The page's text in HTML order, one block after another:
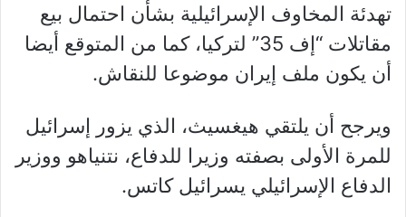
تهدئة المخاوف الإسرائيلية بشأن احتمال بيع
مقاتلات “إف 35” لتركيا، كما من المتوقع أيضا
أن يكون ملف إيران موضوعا للنقاش.
ويرجح أن يلتقي هيغسيث، الذي يزور إسرائيل
للمرة الأولى بصفته وزيرا للدفاع، نتنياهو ووزير
الدفاع الإسرائيلي يسرائيل كاتس.